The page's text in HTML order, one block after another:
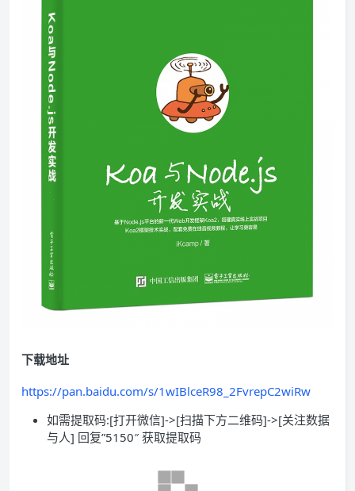
下载地址
https://pan.baidu.com/s/1wIBlceR98_2FvrepC2wiRw
如需提取码:[打开微信]->[扫描下方二维码]->[关注数据
与人] 回复”5150″ 获取提取码